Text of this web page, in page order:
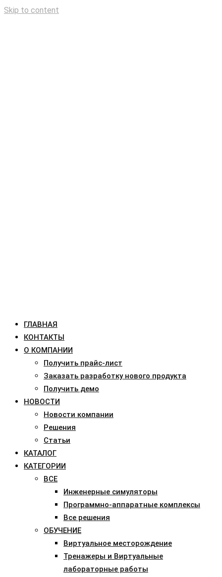
Skip to content
ГЛАВНАЯ
КОНТАКТЫ
О КОМПАНИИ
Получить прайс-лист
Заказать разработку нового продукта
Получить демо
НОВОСТИ
Новости компании
Решения
Статьи
КАТАЛОГ
КАТЕГОРИИ
ВСЕ
Инженерные симуляторы
Программно-аппаратные комплексы
Все решения
ОБУЧЕНИЕ
Виртуальное месторождение
Тренажеры и Виртуальные
лабораторные работы